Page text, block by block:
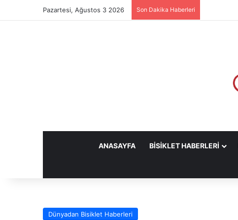
Pazartesi, Ağustos 3 2026 Son Dakika Haberleri
ANASAYFA BISIKLET HABERLERI
Dünyadan Bisiklet Haberleri